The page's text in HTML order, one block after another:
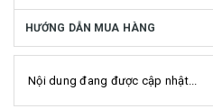
HƯỚNG DẪN MUA HÀNG
Nội dung đang được cập nhật...